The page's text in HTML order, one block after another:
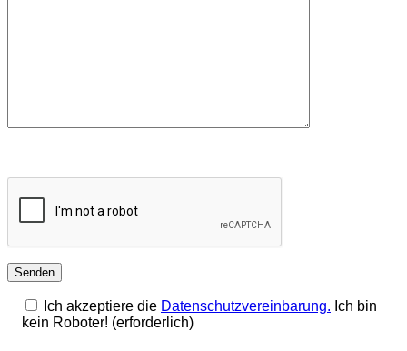
Ich akzeptiere die Datenschutzvereinbarung. Ich bin
kein Roboter! (erforderlich)